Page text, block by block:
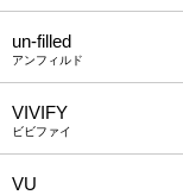
un-filled
アンフィルド
VIVIFY
ビビファイ
VU